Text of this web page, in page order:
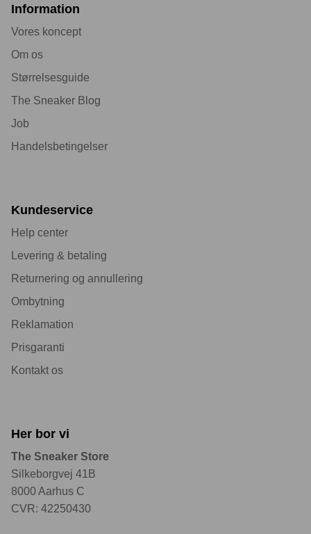
Information
Vores koncept
Om os
Størrelsesguide
The Sneaker Blog
Job
Handelsbetingelser
Kundeservice
Help center
Levering & betaling
Returnering og annullering
Ombytning
Reklamation
Prisgaranti
Kontakt os
Her bor vi
The Sneaker Store
Silkeborgvej 41B
8000 Aarhus C
CVR: 42250430